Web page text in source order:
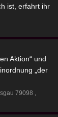
ist, erfahrt ihr
Aktion“ und
„der
79098